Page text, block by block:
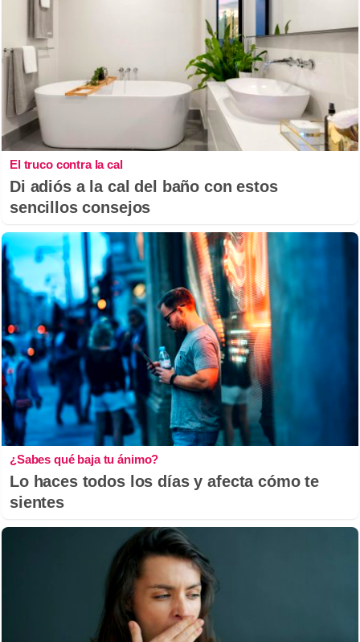
El truco contra la cal
Di adiós a la cal del baño con estos
sencillos consejos
¿Sabes qué baja tu ánimo?
Lo haces todos los días y afecta cómo te
sientes